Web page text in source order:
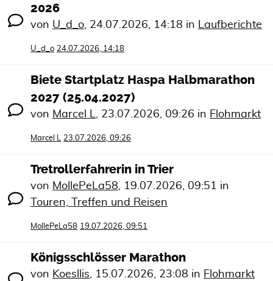
2026
von U_d_o, 24.07.2026, 14:18 in Laufberichte
U_d_o 24.07.2026, 14:18
Biete Startplatz Haspa Halbmarathon
2027 (25.04.2027)
von Marcel L, 23.07.2026, 09:26 in Flohmarkt
Marcel L 23.07.2026, 09:26
Tretrollerfahrerin in Trier
von MollePeLa58, 19.07.2026, 09:51 in
Touren, Treffen und Reisen
MollePeLa58 19.07.2026, 09:51
Königsschlösser Marathon
von Koesllis, 15.07.2026, 23:08 in Flohmarkt